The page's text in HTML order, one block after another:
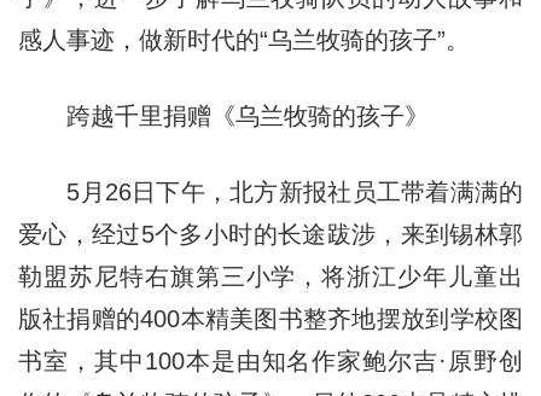
感人事迹，做新时代的“乌兰牧骑的孩子”。
跨越千里捐赠《乌兰牧骑的孩子》
5月26日下午，北方新报社员工带着满满的
爱心，经过5个多小时的长途跋涉，来到锡林郭
勒盟苏尼特右旗第三小学，将浙江少年儿童出
版社捐赠的400本精美图书整齐地摆放到学校图
书室，其中100本是由知名作家鲍尔吉·原野创